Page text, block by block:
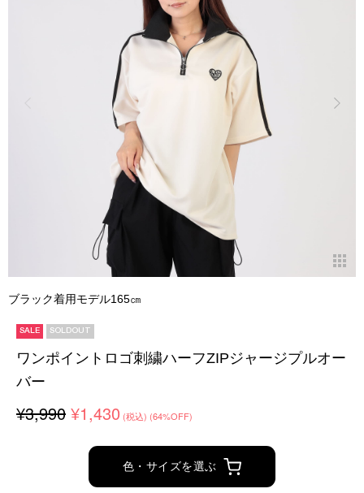
ブラック着用モデル165㎝
SALE SOLDOUT
ワンポイントロゴ刺繍ハーフZIPジャージプルオー
バー
¥3,990 ¥1,430 (税込) (64%OFF)
色・サイズを選ぶ